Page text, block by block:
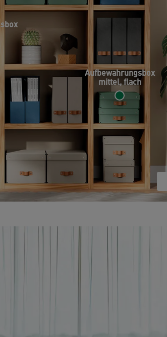
Aufbewahrungsbox
mittel, flach